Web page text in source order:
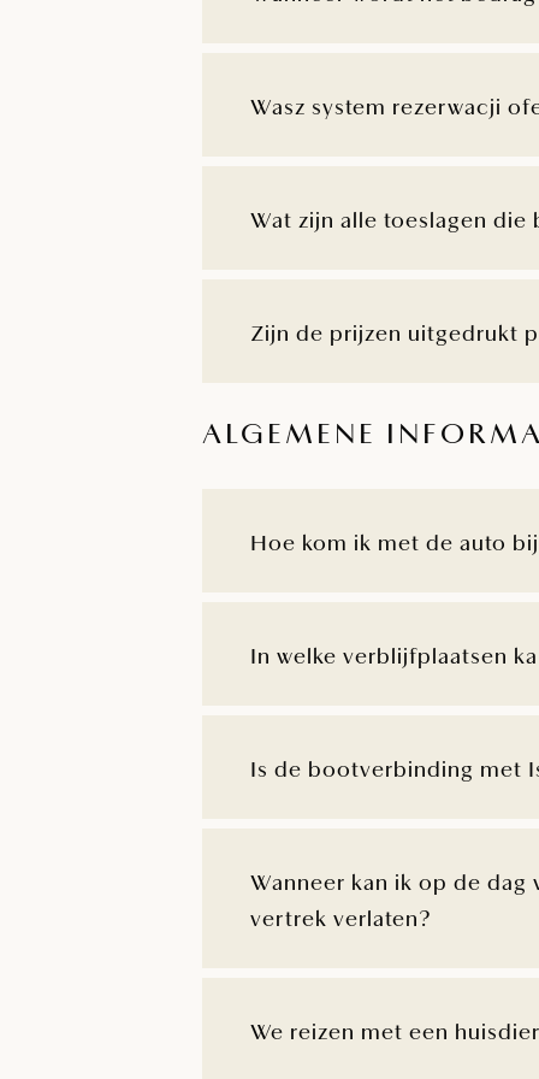
Wasz system rezerwacji
Wat zijn alle toeslagen
Zijn de prijzen uitgedrukt
ALGEMENE
Hoe kom ik met de auto
In welke verblijfplaatsen
Is de bootverbinding met
Wanneer kan ik op de dag
vertrek verlaten?
We reizen met een